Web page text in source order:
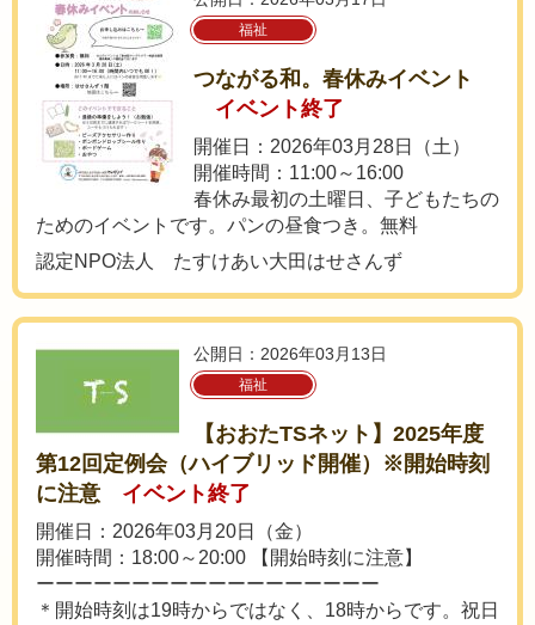
福祉
つながる和。春休みイベント
イベント終了
開催日：2026年03月28日（土）
開催時間：11:00～16:00
春休み最初の土曜日、子どもたちの
ためのイベントです。パンの昼食つき。無料
認定NPO法人 たすけあい大田はせさんず
公開日：2026年03月13日
福祉
【おおたTSネット】2025年度
第12回定例会（ハイブリッド開催）※開始時刻
に注意
イベント終了
開催日：2026年03月20日（金）
開催時間：18:00～20:00 【開始時刻に注意】
ーーーーーーーーーーーーーーーーーー
＊開始時刻は19時からではなく、18時からです。祝日